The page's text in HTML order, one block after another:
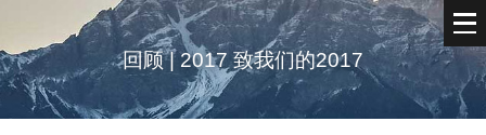
回顾 | 2017 致我们的2017